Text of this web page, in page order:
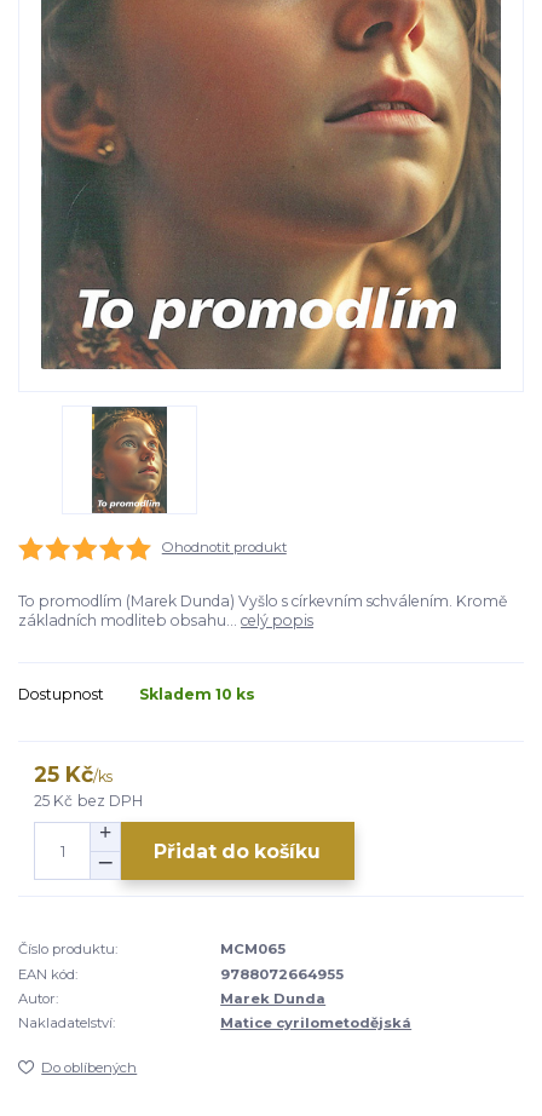
Ohodnotit produkt
To promodlím (Marek Dunda) Vyšlo s církevním schválením. Kromě
základních modliteb obsahu... celý popis
Dostupnost Skladem 10 ks
25 Kč/ks
25 Kč bez DPH
Přidat do košíku
Číslo produktu:
MCM065
EAN kód:
9788072664955
Autor:
Marek Dunda
Nakladatelství:
Matice cyrilometodějská
Do oblíbených